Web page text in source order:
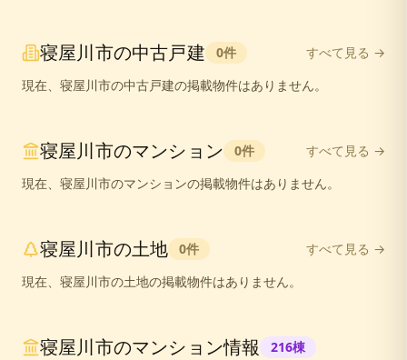
寝屋川市の中古戸建 0件
すべて見る →
現在、 寝屋川市の中古戸建の掲載物件はありません。
寝屋川市のマンション 0件
すべて見る →
現在、 寝屋川市のマンションの掲載物件はありません。
寝屋川市の土地 0件
すべて見る →
現在、 寝屋川市の土地の掲載物件はありません。
寝屋川市のマンション情報 216棟